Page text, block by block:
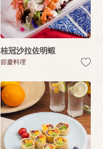
桂冠沙拉佐明蝦
節慶料理